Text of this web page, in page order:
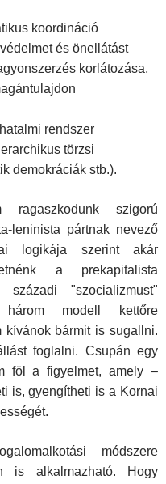
koordináció
és önellátást
korlátozása,
rendszer
törzsi
demokráciák stb.).
szigorú
leninista pártnak nevező
logikája szerint akár
a prekapitalista
"szocializmust"
modell kettőre
kívánok bármit is sugallni.
foglalni. Csupán egy
föl a figyelmet, amely –
is, gyengítheti is a Kornai
módszere
is alkalmazható. Hogy